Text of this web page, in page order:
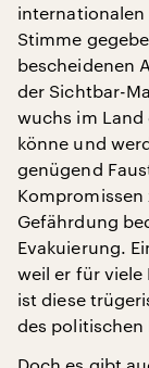
internationalen
Stimme
bescheidenen
der Sichtbar-
wuchs im
könne und
genügend
Gefährdung
Evakuierung.
weil er für viele
ist diese
des politischen